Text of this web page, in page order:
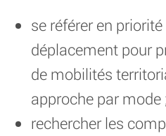
se référer en
déplacement pour
de mobilités
approche par mode
rechercher les